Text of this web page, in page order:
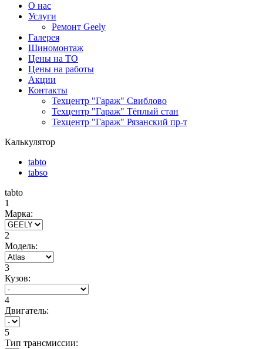
О нас
Услуги
Ремонт Geely
Галерея
Шиномонтаж
Цены на ТО
Цены на работы
Акции
Контакты
Техцентр "Гараж" Свиблово
Техцентр "Гараж" Тёплый стан
Техцентр "Гараж" Рязанский пр-т
Калькулятор
tabto
tabso
tabto
1
Марка:
2
Модель:
3
Кузов:
4
Двигатель:
5
Тип трансмиссии: